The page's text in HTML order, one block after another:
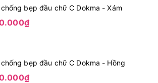
chống bẹp đầu chữ C Dokma - Xám
chống bẹp đầu chữ C Dokma - Hồng